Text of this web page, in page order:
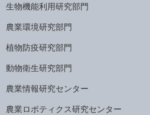
生物機能利用研究部門
農業環境研究部門
植物防疫研究部門
動物衛生研究部門
農業情報研究センター
農業ロボティクス研究センター